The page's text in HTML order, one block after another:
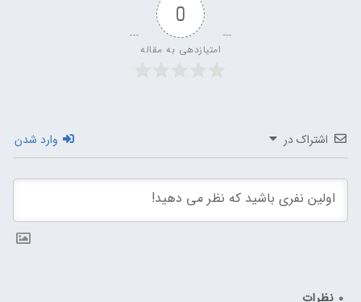
0
امتیازدهی به مقاله
اشتراک در وارد شدن
0 نظرات